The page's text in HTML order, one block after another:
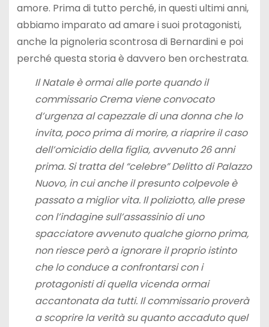
amore. Prima di tutto perché, in questi ultimi anni,
abbiamo imparato ad amare i suoi protagonisti,
anche la pignoleria scontrosa di Bernardini e poi
perché questa storia è davvero ben orchestrata.
Il Natale è ormai alle porte quando il
commissario Crema viene convocato
d’urgenza al capezzale di una donna che lo
invita, poco prima di morire, a riaprire il caso
dell’omicidio della figlia, avvenuto 26 anni
prima. Si tratta del “celebre” Delitto di Palazzo
Nuovo, in cui anche il presunto colpevole è
passato a miglior vita. Il poliziotto, alle prese
con l’indagine sull’assassinio di uno
spacciatore avvenuto qualche giorno prima,
non riesce però a ignorare il proprio istinto
che lo conduce a confrontarsi con i
protagonisti di quella vicenda ormai
accantonata da tutti. Il commissario proverà
a scoprire la verità su quanto accaduto quel